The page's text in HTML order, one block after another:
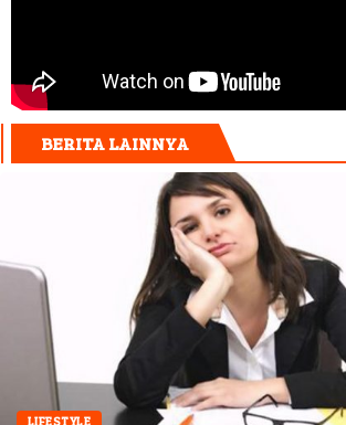
BERITA LAINNYA
LIFESTYLE